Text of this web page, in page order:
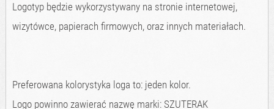
Logotyp będzie wykorzystywany na stronie internetowej,
wizytówce, papierach firmowych, oraz innych materiałach.
Preferowana kolorystyka loga to: jeden kolor.
Logo powinno zawierać nazwę marki: SZUTERAK